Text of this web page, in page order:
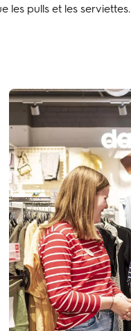
les pulls et les serviettes.